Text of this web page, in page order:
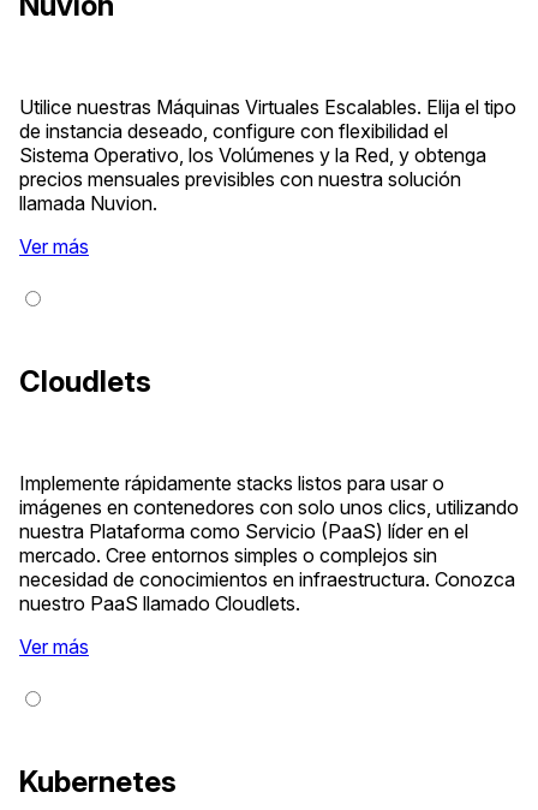
Utilice nuestras Máquinas Virtuales Escalables. Elija el tipo
de instancia deseado, configure con flexibilidad el
Sistema Operativo, los Volúmenes y la Red, y obtenga
precios mensuales previsibles con nuestra solución
llamada Nuvion.
Ver más
Cloudlets
Implemente rápidamente stacks listos para usar o
imágenes en contenedores con solo unos clics, utilizando
nuestra Plataforma como Servicio (PaaS) líder en el
mercado. Cree entornos simples o complejos sin
necesidad de conocimientos en infraestructura. Conozca
nuestro PaaS llamado Cloudlets.
Ver más
Kubernetes